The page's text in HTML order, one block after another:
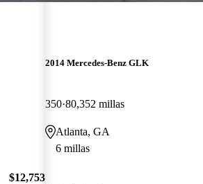
$12,753
2014 Mercedes-Benz GLK
350 80,352 millas
Atlanta, GA
6 millas